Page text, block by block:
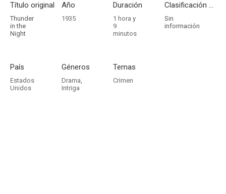
Título original
Thunder
in the
Night
Año
1935
Duración
1 hora y
9
minutos
Clasificación por edades
Sin
información
País
Estados
Unidos
Géneros
Drama,
Intriga
Temas
Crimen